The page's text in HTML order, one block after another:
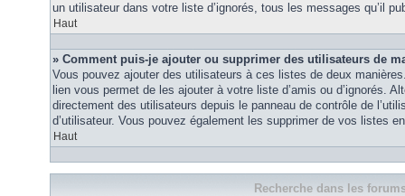
un utilisateur dans votre liste d’ignorés, tous les messages qu’il
Haut
» Comment puis-je ajouter ou supprimer des utilisateurs de
Vous pouvez ajouter des utilisateurs à ces listes de deux
lien vous permet de les ajouter à votre liste d’amis ou d’ignorés.
directement des utilisateurs depuis le panneau de contrôle de
d’utilisateur. Vous pouvez également les supprimer de vos listes
Haut
Recherche dans les